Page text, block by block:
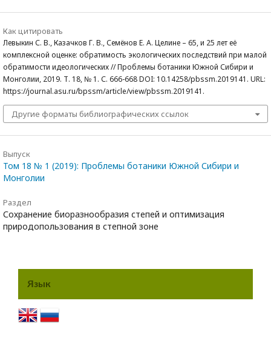
Как цитировать
Левыкин С. В., Казачков Г. В., Семёнов Е. А. Целине – 65, и 25 лет её
комплексной оценке: обратимость экологических последствий при малой
обратимости идеологических // Проблемы ботаники Южной Сибири и
Монголии, 2019. Т. 18, № 1. С. 666-668 DOI: 10.14258/pbssm.2019141. URL:
https://journal.asu.ru/bpssm/article/view/pbssm.2019141.
Другие форматы библиографических ссылок
Выпуск
Том 18 № 1 (2019): Проблемы ботаники Южной Сибири и
Монголии
Раздел
Сохранение биоразнообразия степей и оптимизация
природопользования в степной зоне
Язык